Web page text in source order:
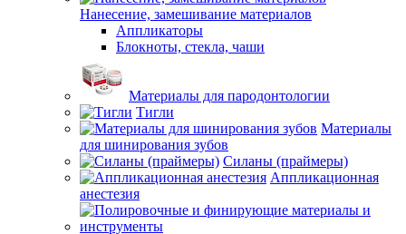
Нанесение, замешивание материалов
Аппликаторы
Блокноты, стекла, чаши
Материалы для пародонтологии
Тигли
Материалы
для шинирования зубов
Силаны (праймеры)
Аппликационная
анестезия